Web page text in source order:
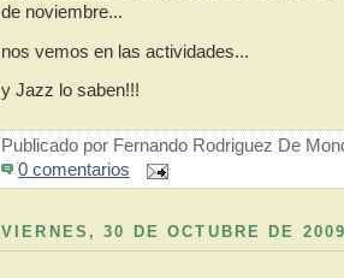
de noviembre...
nos vemos en las actividades...
y Jazz lo saben!!!
Publicado por Fernando Rodriguez De
0 comentarios
VIERNES, 30 DE OCTUBRE DE